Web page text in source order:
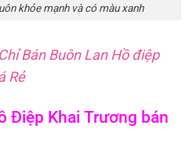
khỏe mạnh và có màu xanh
Bán Buôn Lan Hồ điệp
Rẻ
Điệp Khai Trương bán